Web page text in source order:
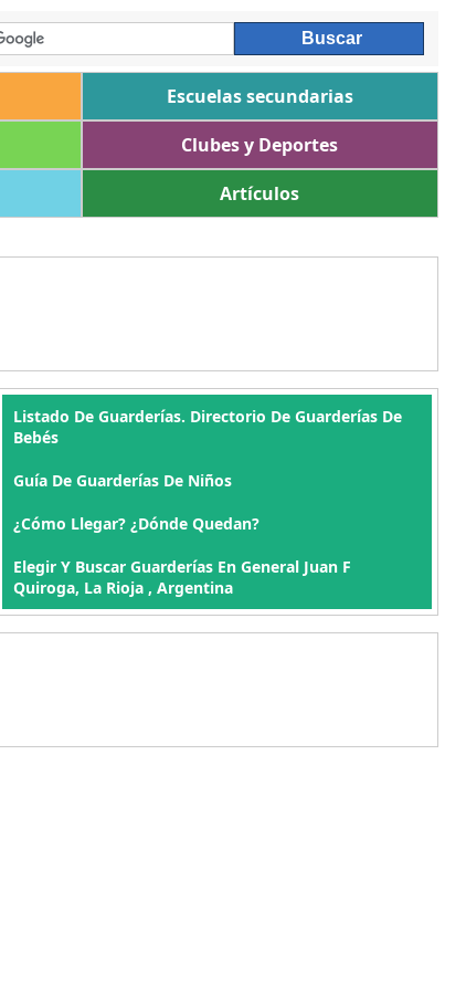
Escuelas secundarias
Clubes y Deportes
Artículos
Listado De Guarderías. Directorio De Guarderías De
Bebés
Guía De Guarderías De Niños
¿Cómo Llegar? ¿Dónde Quedan?
Elegir Y Buscar Guarderías En General Juan F
Quiroga, La Rioja , Argentina